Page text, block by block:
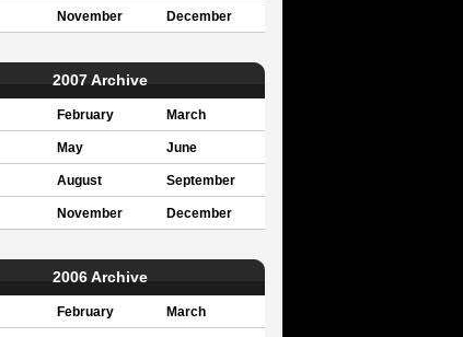
November December
2007 Archive
February March
May June
August September
November December
2006 Archive
February March